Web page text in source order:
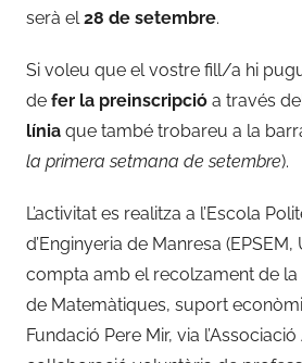
serà el28 de setembre.
Si voleu que el vostre fill/a hi
de fer la preinscripció a través
línia que també trobareu a la
la primera setmana de setembre).
L’activitat es realitza a l’Escola
d’Enginyeria de Manresa (EPSEM,
compta amb el recolzament de la
de Matemàtiques, suport
Fundació Pere Mir, via